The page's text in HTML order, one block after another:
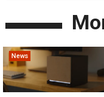
News